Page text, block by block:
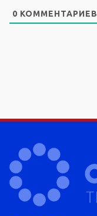
0 КОММЕНТАРИЕВ